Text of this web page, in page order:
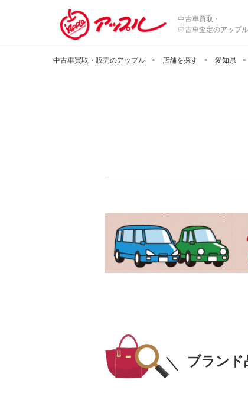
中古車買取・
中古車査定のアップル
中古車買取・販売のアップル 店舗を探す 愛知県
ブランド